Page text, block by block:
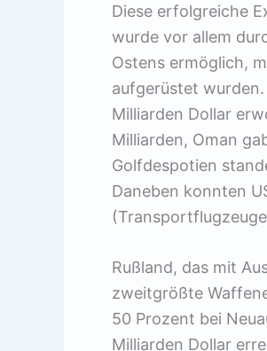
Diese erfolgreiche
wurde vor allem
Ostens ermöglich,
aufgerüstet
Milliarden Dollar
Milliarden, Oman
Golfdespotien
Daneben konnten
Rußland, das mit
zweitgrößte
50 Prozent bei
Milliarden Dollar